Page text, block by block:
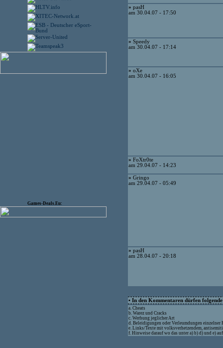
Games-Deals.Eu:
» pasH
am 30.04.07 - 17:50
» Speedy
am 30.04.07 - 17:14
» oXe
am 30.04.07 - 16:05
» FoXtr0te
am 29.04.07 - 14:23
» Gringo
am 29.04.07 - 05:49
» pasH
am 28.04.07 - 20:18
• In den Kommentaren dürfen
a. Cheats
b. Warez und Cracks
c. Werbung jeglicher Art
d. Beleidigungen oder Verleumdungen einzelner
e. Links/Texte mit volksverhetzendem,
f. Hinweise darauf wo das unter a) b) d) und e)